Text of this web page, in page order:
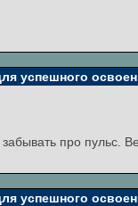
успешного
про пульс.
успешного